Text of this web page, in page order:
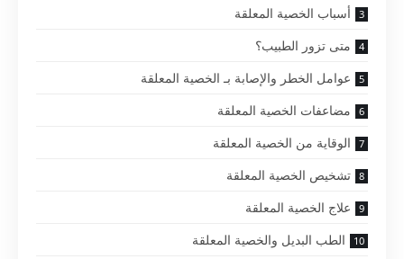
أسباب الخصية المعلقة
متى تزور الطبيب؟
عوامل الخطر والإصابة بـ الخصية المعلقة
مضاعفات الخصية المعلقة
الوقاية من الخصية المعلقة
تشخيص الخصية المعلقة
علاج الخصية المعلقة
الطب البديل والخصية المعلقة